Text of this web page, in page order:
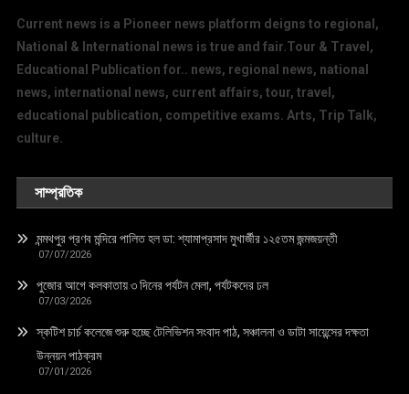
Current news is a Pioneer news platform deigns to regional,
National & International news is true and fair.Tour & Travel,
Educational Publication for.. news, regional news, national
news, international news, current affairs, tour, travel,
educational publication, competitive exams. Arts, Trip Talk,
culture.
সাম্প্রতিক
মন্মথপুর প্রণব মন্দিরে পালিত হল ডা: শ্যামাপ্রসাদ মুখার্জীর ১২৫তম জন্মজয়ন্তী
07/07/2026
পুজোর আগে কলকাতায় ৩ দিনের পর্যটন মেলা, পর্যটকদের ঢল
07/03/2026
স্কটিশ চার্চ কলেজে শুরু হচ্ছে টেলিভিশন সংবাদ পাঠ, সঞ্চালনা ও ডাটা সায়েন্সের দক্ষতা
উন্নয়ন পাঠক্রম
07/01/2026